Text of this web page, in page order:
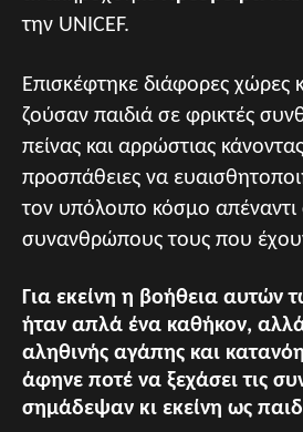
την UNICEF.
Επισκέφτηκε διάφορες χώρες
ζούσαν παιδιά σε φρικτές
πείνας και αρρώστιας
προσπάθειες να
τον υπόλοιπο κόσμο απέναντι
συνανθρώπους τους που
Για εκείνη η βοήθεια αυτών
ήταν απλά ένα καθήκον,
αληθινής αγάπης και
άφηνε ποτέ να ξεχάσει τις
σημάδεψαν κι εκείνη ως